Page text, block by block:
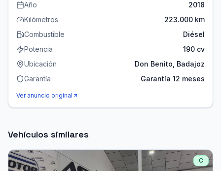
Año
2018
Kilómetros
223.000 km
Combustible
Diésel
Potencia
190 cv
Ubicación
Don Benito, Badajoz
Garantía
Garantía 12 meses
Ver anuncio original
Vehículos similares
C